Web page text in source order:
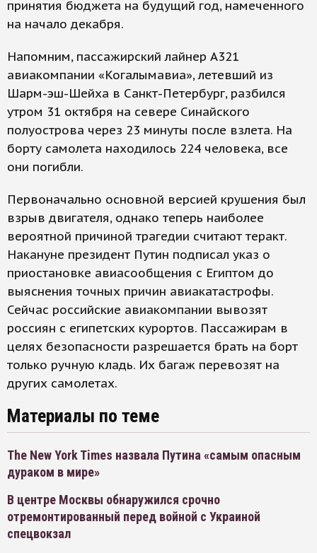
принятия бюджета на будущий год, намеченного
на начало декабря.
Напомним, пассажирский лайнер А321
авиакомпании «Когалымавиа», летевший из
Шарм-эш-Шейха в Санкт-Петербург, разбился
утром 31 октября на севере Синайского
полуострова через 23 минуты после взлета. На
борту самолета находилось 224 человека, все
они погибли.
Первоначально основной версией крушения был
взрыв двигателя, однако теперь наиболее
вероятной причиной трагедии считают теракт.
Накануне президент Путин подписал указ о
приостановке авиасообщения с Египтом до
выяснения точных причин авиакатастрофы.
Сейчас российские авиакомпании вывозят
россиян с египетских курортов. Пассажирам в
целях безопасности разрешается брать на борт
только ручную кладь. Их багаж перевозят на
других самолетах.
Материалы по теме
The New York Times назвала Путина «самым опасным
дураком в мире»
В центре Москвы обнаружился срочно
отремонтированный перед войной с Украиной
спецвокзал